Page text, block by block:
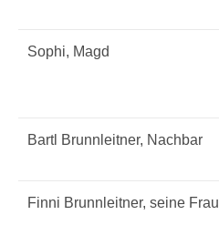
Sophi, Magd
Bartl Brunnleitner, Nachbar
Finni Brunnleitner, seine Frau